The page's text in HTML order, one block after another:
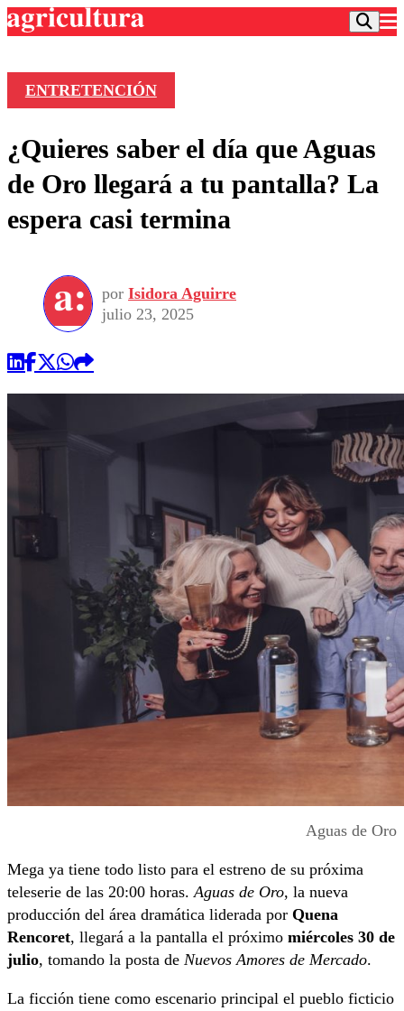
Frecuencias
Agricultura TV
Deportes
Colo Colo
Seleccion Chilena
Torneo Internacional
Universidad de Chile
Entretención
Economía
Internacional
Sustentabilidad
Publicaciones en medios
Opinión
ENTRETENCIÓN
¿Quieres saber el día que Aguas
de Oro llegará a tu pantalla? La
espera casi termina
por Isidora Aguirre
julio 23, 2025
Aguas de Oro
Mega ya tiene todo listo para el estreno de su próxima
teleserie de las 20:00 horas.Aguas de Oro, la nueva
producción del área dramática liderada por Quena
Rencoret, llegará a la pantalla el próximo miércoles 30 de
julio, tomando la posta de Nuevos Amores de Mercado.
La ficción tiene como escenario principal el pueblo ficticio